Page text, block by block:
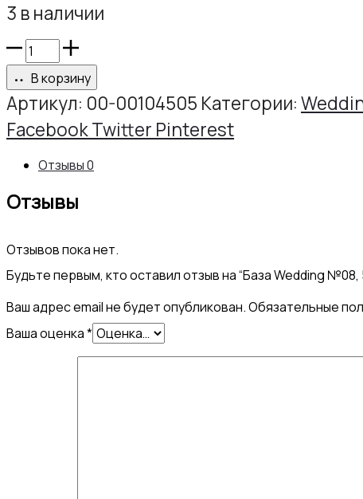
3 в наличии
Количество
товара
База
Wedding
50мл
РИХТЕР
В корзину
Артикул: 00-00104505 Категории:
Share
FacebookTwitter Pinterest
Отзывы0
Отзывы
Отзывов пока нет.
Будьте первым, кто оставил отзыв на “База Wedding
Ваш адрес email не будет опубликован.Обязательные
Ваша оценка*